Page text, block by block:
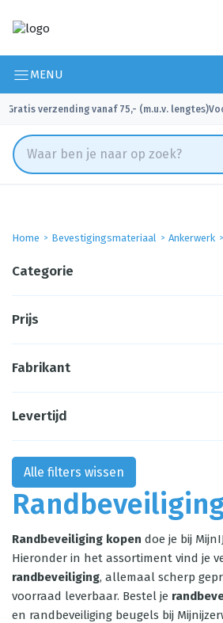
MENU
Gratis verzending vanaf 75,- (m.u.v. lengtes)
✓
Home Bevestigingsmateriaal Ankerwerk
Randbeveiliging kopen doe je bij
Hieronder in het assortiment vind je
randbeveiliging, allemaal scherp
voorraad leverbaar. Bestel je
en randbeveiliging beugels bij
Categorie
Prijs
Fabrikant
Levertijd
Alle filters wissen